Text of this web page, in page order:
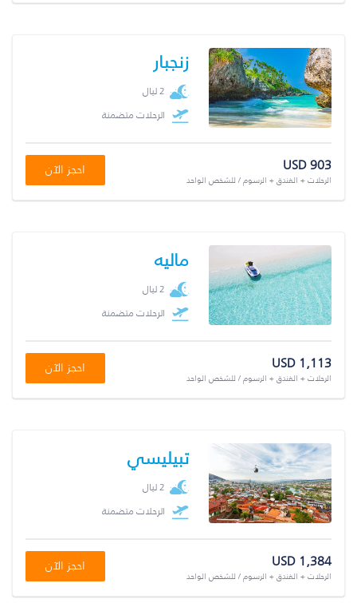
زنجبار
2 ليال
الرحلات متضمنة
USD 903
الرحلات + الفندق + الرسوم / للشخص الواحد
احجز الآن
ماليه
2 ليال
الرحلات متضمنة
USD 1,113
الرحلات + الفندق + الرسوم / للشخص الواحد
احجز الآن
تبيليسي
2 ليال
الرحلات متضمنة
USD 1,384
الرحلات + الفندق + الرسوم / للشخص الواحد
احجز الآن